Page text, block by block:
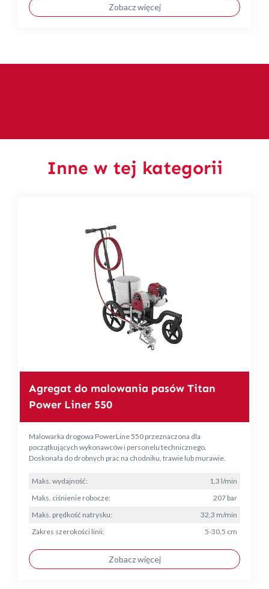
Zobacz więcej
Inne w tej kategorii
Agregat do malowania pasów Titan
Power Liner 550
Malowarka drogowa PowerLine 550 przeznaczona dla
początkujących wykonawców i personelu technicznego.
Doskonała do drobnych prac na chodniku, trawie lub murawie.
Maks. wydajność:
1,3 l/min
Maks. ciśnienie robocze:
207 bar
Maks. prędkość natrysku:
32,3 m/min
Zakres szerokości linii:
5-30,5 cm
Zobacz więcej